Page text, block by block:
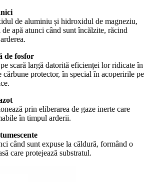
de aluminiu și hidroxidul de magneziu,
apă atunci când sunt încălzite, răcind
de fosfor
scară largă datorită eficienței lor ridicate în
cărbune protector, în special în acoperirile pe
prin eliberarea de gaze inerte care
în timpul arderii.
când sunt expuse la căldură, formând o
care protejează substratul.